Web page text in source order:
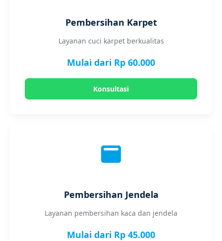
Pembersihan Karpet
Layanan cuci karpet berkualitas
Mulai dari Rp 60.000
Konsultasi
Pembersihan Jendela
Layanan pembersihan kaca dan jendela
Mulai dari Rp 45.000